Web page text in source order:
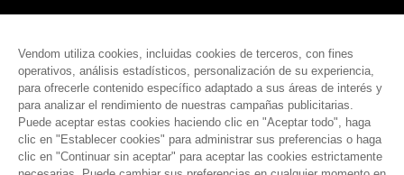
Nuestras tarifas
Preguntas frecuentes
Prensa
español (es)